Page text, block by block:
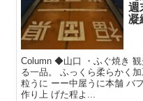
週
凝
Column ◆山口 ・ふぐ焼き
る一品。 ふっくら柔らかく
粒うに ーー中屋うに本舗 バ
作り上 げた程よ...